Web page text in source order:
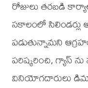
రోజులు తరబడి
సకాలంలో సిలిండర్లు
పడుతున్నామని
పరిష్కరించి, గ్యాస్
వినియోగదారులు